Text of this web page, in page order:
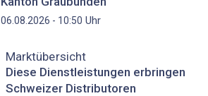
06.08.2026 - 10:50 Uhr
Marktübersicht
Diese Dienstleistungen erbringen
Schweizer Distributoren